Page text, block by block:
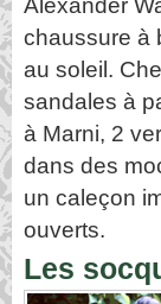
Alexander
chaussure à
au soleil.
sandales à
à Marni, 2
dans des
un caleçon
ouverts.
Les